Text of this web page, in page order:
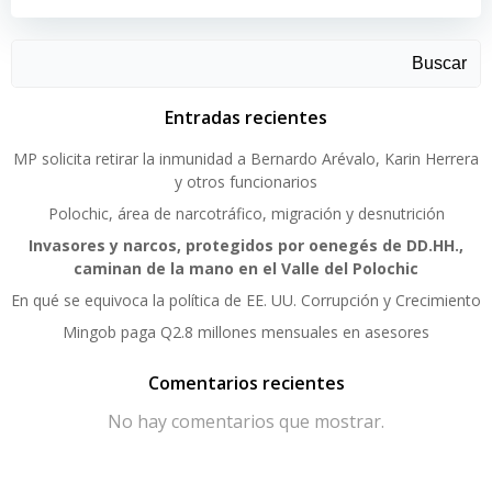
Buscar
Entradas recientes
MP solicita retirar la inmunidad a Bernardo Arévalo, Karin Herrera
y otros funcionarios
Polochic, área de narcotráfico, migración y desnutrición
Invasores y narcos, protegidos por oenegés de DD.HH.,
caminan de la mano en el Valle del Polochic
En qué se equivoca la política de EE. UU. Corrupción y Crecimiento
Mingob paga Q2.8 millones mensuales en asesores
Comentarios recientes
No hay comentarios que mostrar.